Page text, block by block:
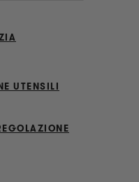
UTENSILI